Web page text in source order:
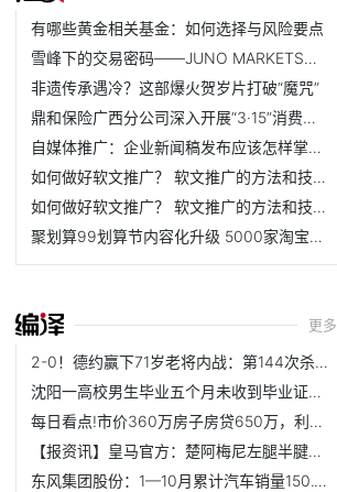
有哪些黄金相关基金：如何选择与风险要点
雪峰下的交易密码——JUNO MARKETS技术峰会乌鲁木齐站圆满结束
非遗传承遇冷？这部爆火贺岁片打破“魔咒”
鼎和保险广西分公司深入开展“3·15”消费者权益保护教育宣传...
自媒体推广：企业新闻稿发布应该怎样掌握节奏？ 怎么规划效...
如何做好软文推广？ 软文推广的方法和技巧是什么？
如何做好软文推广？ 软文推广的方法和技巧是什么？
聚划算99划算节内容化升级 5000家淘宝天猫品牌联动狂欢
更多
2-0！德约赢下71岁老将内战：第144次杀入决赛+争101冠 奖金7万欧
沈阳一高校男生毕业五个月未收到毕业证书，家属称孩子先天残...
每日看点!市价360万房子房贷650万，利率不妨再降点
【报资讯】皇马官方：楚阿梅尼左腿半腱肌受伤，伤情有待进一...
东风集团股份：1—10月累计汽车销量150.1万辆 同比下降约1.6%